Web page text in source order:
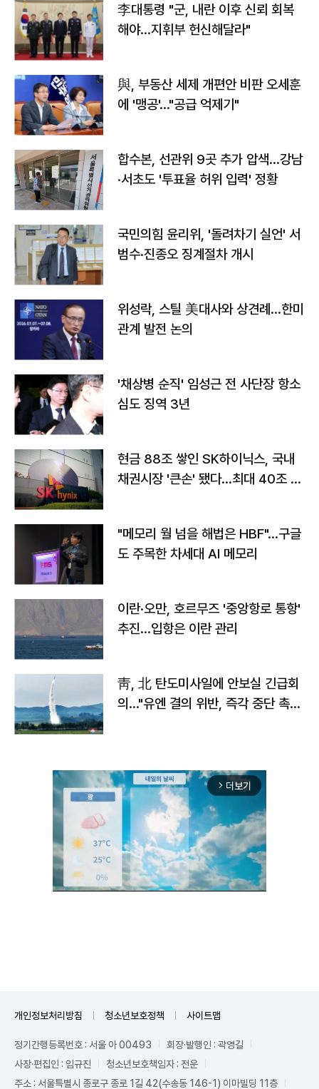
李대통령 "군, 내란 이후 신뢰 회복
해야…지휘부 헌신해달라"
與, 부동산 세제 개편안 비판 오세훈
에 '맹공'…"공급 억제기"
합수본, 선관위 9곳 추가 압색…강남
·서초도 '투표율 허위 입력' 정황
국민의힘 윤리위, '돌려차기 실언' 서
범수·진종오 징계절차 개시
위성락, 스틸 美대사와 상견례…한미
관계 발전 논의
'채상병 순직' 임성근 전 사단장 항소
심도 징역 3년
현금 88조 쌓인 SK하이닉스, 국내
채권시장 '큰손' 됐다…최대 40조 투
"메모리 월 넘을 해법은 HBF"…구글
도 주목한 차세대 AI 메모리
이란·오만, 호르무즈 '중앙항로 통항'
추진…입항은 이란 관리
靑, 北 탄도미사일에 안보실 긴급회
의…"유엔 결의 위반, 즉각 중단 촉
arrow_forward_ios 더보기
개인정보처리방침 청소년보호정책 사이트맵
정기간행등록번호 : 서울 아 00493
회장·발행인 : 곽영길
사장·편집인 : 임규진
청소년보호책임자 : 전운
주소 : 서울특별시 종로구 종로 1길 42(수송동 146-1) 이마빌딩 11층